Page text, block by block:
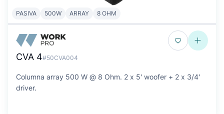
PASIVA 500W ARRAY 8 OHM
CVA 4#50CVA004
Columna array 500 W @ 8 Ohm. 2 x 5' woofer + 2 x 3/4'
driver.